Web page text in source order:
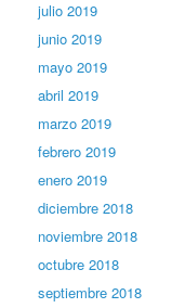
julio 2019
junio 2019
mayo 2019
abril 2019
marzo 2019
febrero 2019
enero 2019
diciembre 2018
noviembre 2018
octubre 2018
septiembre 2018